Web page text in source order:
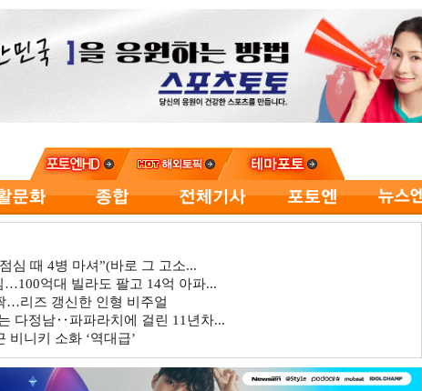
심 때 4병 마셔”(바로 그 고소...
억대 빌라도 팔고 14억 아파...
…리즈 갱신한 인형 비주얼
다정남‥파파라치에 걸린 11년차...
비니키 소화 ‘역대급’